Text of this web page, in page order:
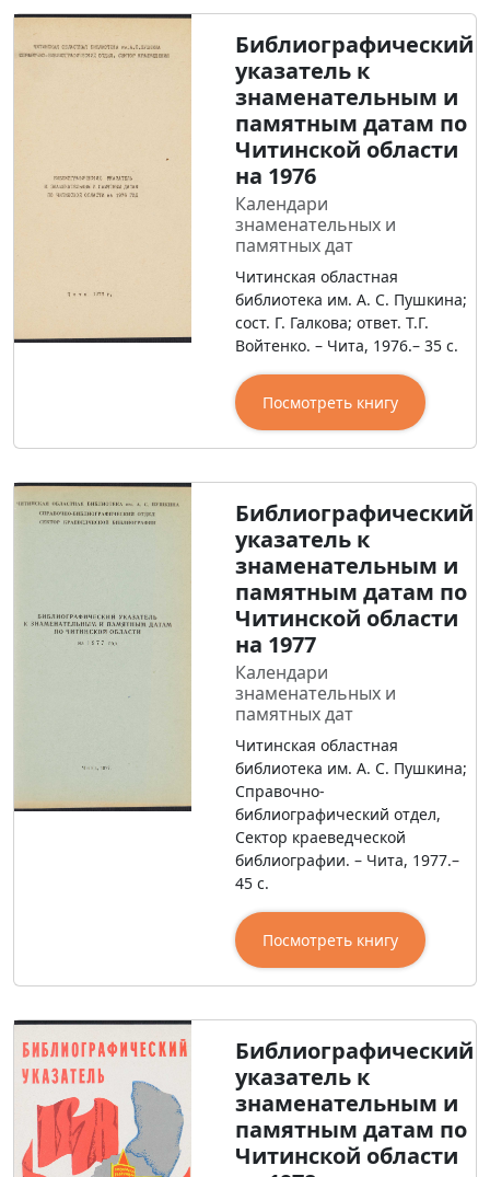
Библиографический
указатель к
знаменательным и
памятным датам по
Читинской области
на 1976
Календари
знаменательных и
памятных дат
Читинская областная
библиотека им. А. С. Пушкина;
сост. Г. Галкова; ответ. Т.Г.
Войтенко. – Чита, 1976.– 35 с.
Посмотреть книгу
Библиографический
указатель к
знаменательным и
памятным датам по
Читинской области
на 1977
Календари
знаменательных и
памятных дат
Читинская областная
библиотека им. А. С. Пушкина;
Справочно-
библиографический отдел,
Сектор краеведческой
библиографии. – Чита, 1977.–
45 с.
Посмотреть книгу
Библиографический
указатель к
знаменательным и
памятным датам по
Читинской области